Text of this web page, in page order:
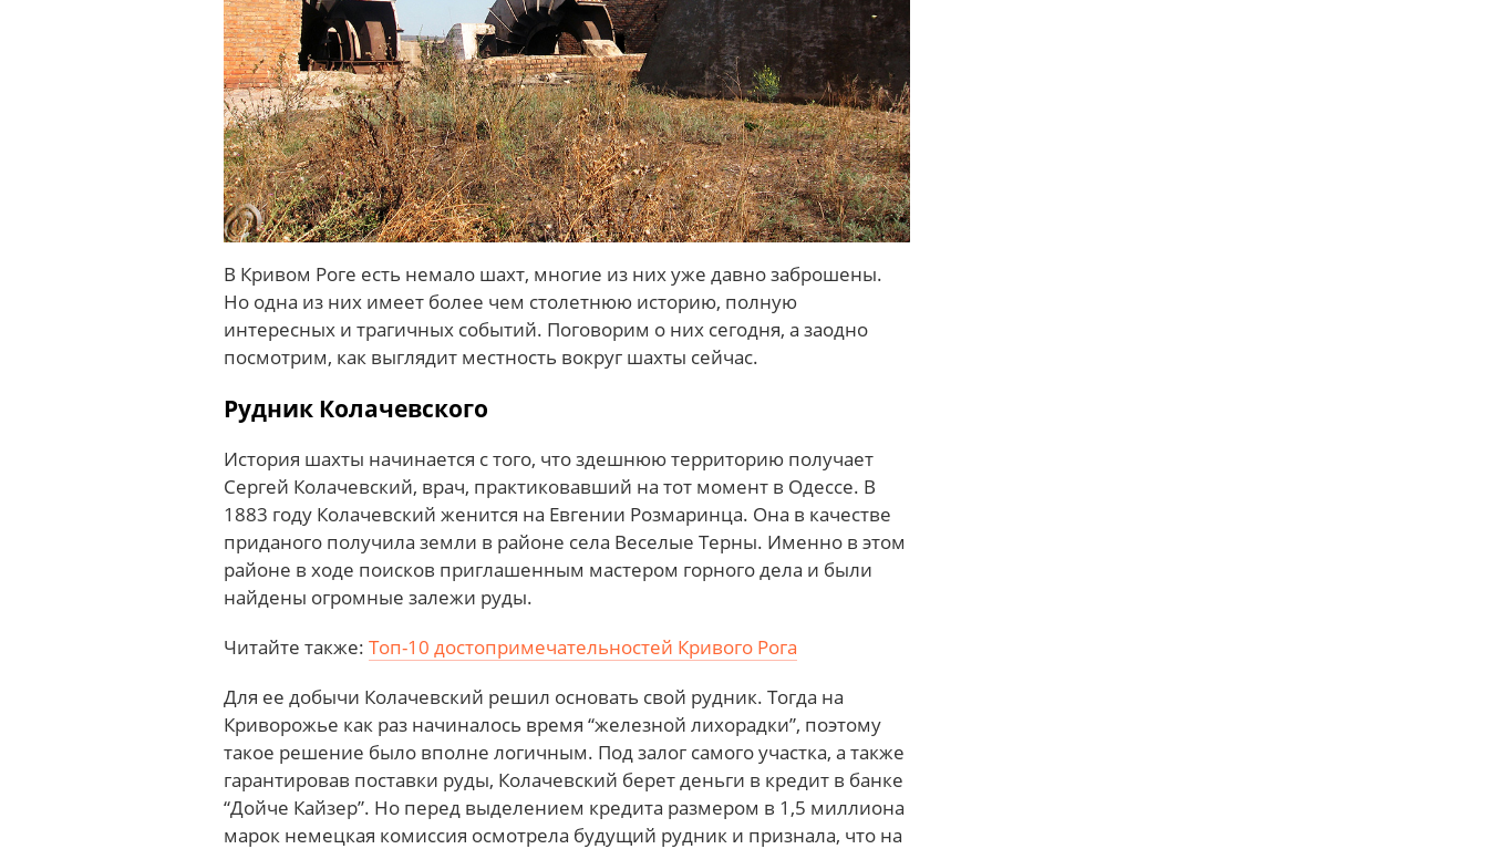
В Кривом Роге есть немало шахт, многие из них уже давно заброшены.
Но одна из них имеет более чем столетнюю историю, полную
интересных и трагичных событий. Поговорим о них сегодня, а заодно
посмотрим, как выглядит местность вокруг шахты сейчас.
Рудник Колачевского
История шахты начинается с того, что здешнюю территорию получает
Сергей Колачевский, врач, практиковавший на тот момент в Одессе. В
1883 году Колачевский женится на Евгении Розмаринца. Она в качестве
приданого получила земли в районе села Веселые Терны. Именно в этом
районе в ходе поисков приглашенным мастером горного дела и были
найдены огромные залежи руды.
Читайте также: Топ-10 достопримечательностей Кривого Рога
Для ее добычи Колачевский решил основать свой рудник. Тогда на
Криворожье как раз начиналось время “железной лихорадки”, поэтому
такое решение было вполне логичным. Под залог самого участка, а также
гарантировав поставки руды, Колачевский берет деньги в кредит в банке
“Дойче Кайзер”. Но перед выделением кредита размером в 1,5 миллиона
марок немецкая комиссия осмотрела будущий рудник и признала, что на